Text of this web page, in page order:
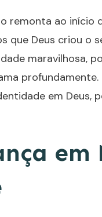
remonta ao início
que Deus criou o
maravilhosa,
em Deus,
em